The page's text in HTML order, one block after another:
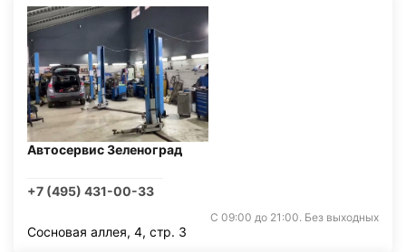
Автосервис Зеленоград
+7 (495) 431-00-33
С 09:00 до 21:00. Без выходных
Сосновая аллея, 4, стр. 3